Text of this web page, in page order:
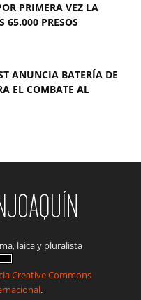
PRIMERA VEZ LA
65.000 PRESOS
ANUNCIA BATERÍA DE
EL COMBATE AL
laica y pluralista
Creative Commons
.